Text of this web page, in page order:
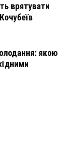
врятувати
якою